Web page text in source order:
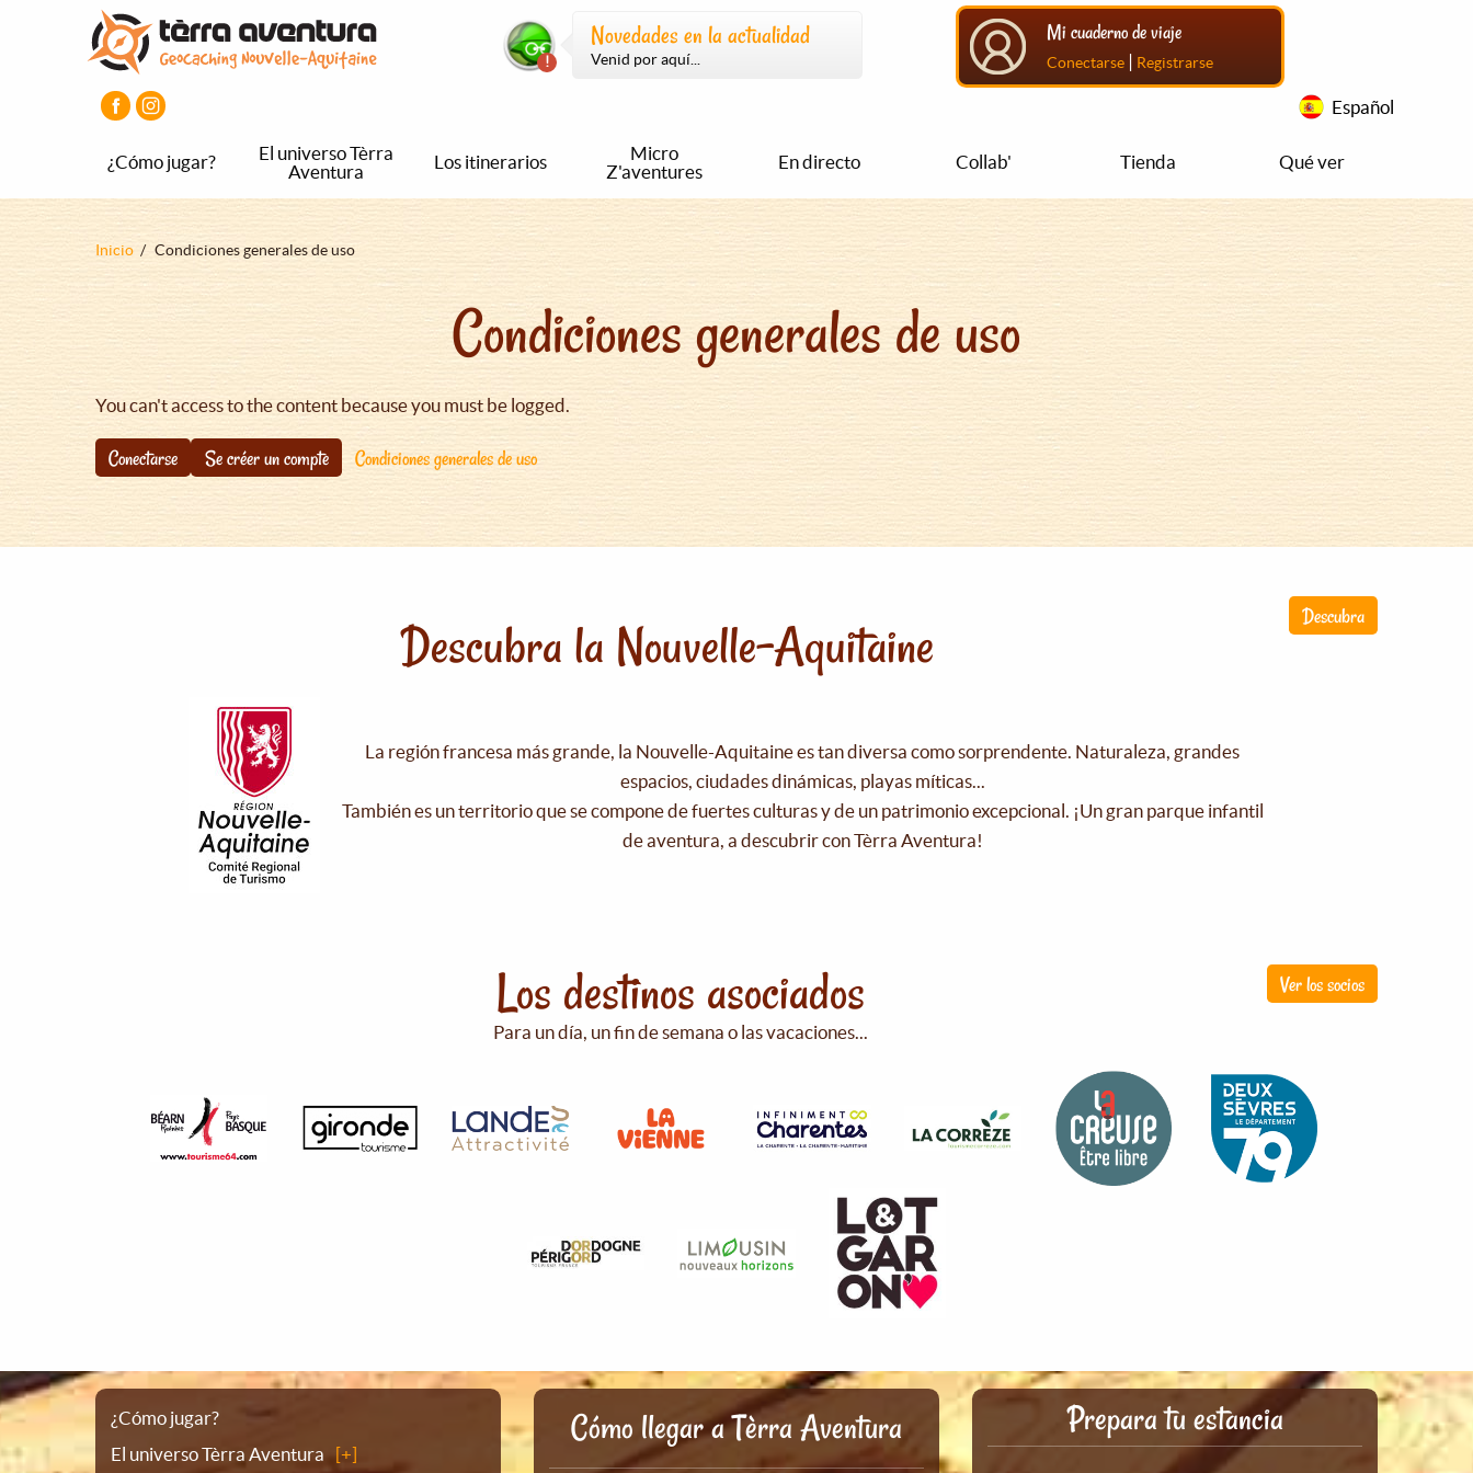
Novedades en la actualidad
Venid por aquí...
Mi cuaderno de viaje
Conectarse | Registrarse
Español
¿Cómo jugar?
El universo Tèrra
Aventura
Los itinerarios
Micro
Z'aventures
En directo Collab' Tienda Qué ver
Sobrescribir
ayuda
la
navegación
Inicio Condiciones generales de uso
Condiciones generales de uso
You can't access to the content because you must be logged.
Conectarse Se créer un compte Condiciones generales de uso
Descubra
Descubra la Nouvelle-Aquitaine
La región francesa más grande, la Nouvelle-Aquitaine es tan diversa como sorprendente. Naturaleza, grandes
espacios, ciudades dinámicas, playas míticas...
También es un territorio que se compone de fuertes culturas y de un patrimonio excepcional. ¡Un gran parque infantil
de aventura, a descubrir con Tèrra Aventura!
Ver los socios
Los destinos asociados
Para un día, un fin de semana o las vacaciones...
Plano
¿Cómo jugar?
El universo Tèrra Aventura
Cómo llegar a Tèrra Aventura Prepara tu estancia